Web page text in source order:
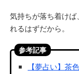
気持ちが落ち着け
れるはずだから。
参考記事
【夢占い】茶